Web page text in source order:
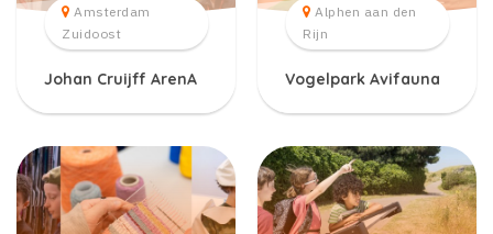
Amsterdam
Zuidoost
Johan Cruijff ArenA
Alphen aan den
Rijn
Vogelpark Avifauna